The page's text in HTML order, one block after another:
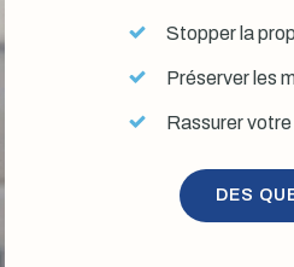
Stopper la
Préserver les
Rassurer
DES